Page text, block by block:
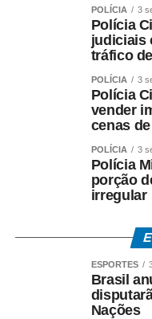
COMENTE ABAIXO:
POLÍCIA 3
Polícia
judiciais
tráfico
POLÍCIA 3
Polícia
vender
cenas
POLÍCIA 3
Polícia
porção
irregular
ESPORTES
Brasil
Nações